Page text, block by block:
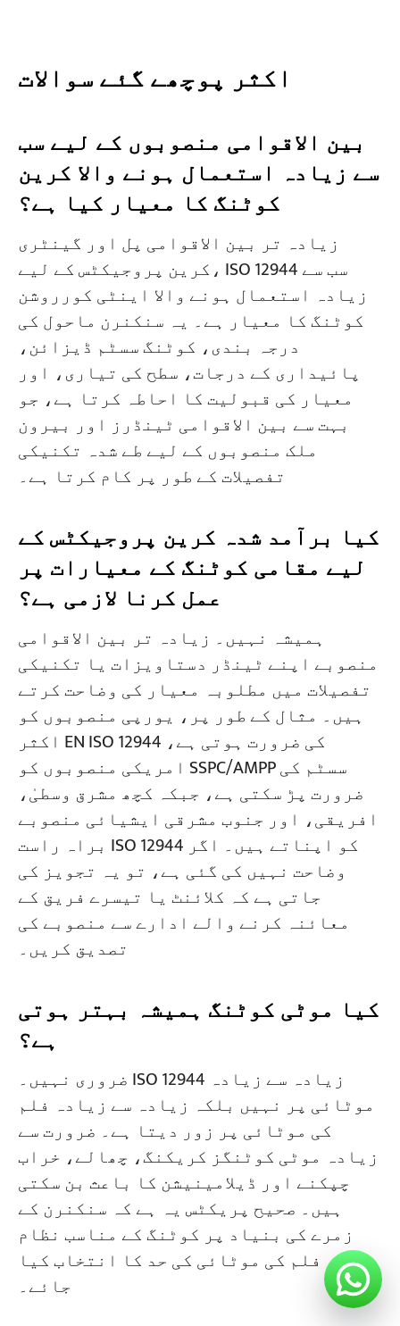
اکثر پوچھے گئے سوالات
بین الاقوامی منصوبوں کے لیے سب
سے زیادہ استعمال ہونے والا کرین
کوٹنگ کا معیار کیا ہے؟
زیادہ تر بین الاقوامی پل اور گینٹری
کرین پروجیکٹس کے لیے، ISO 12944 سب سے
زیادہ استعمال ہونے والا اینٹی کورروشن
کوٹنگ کا معیار ہے۔ یہ سنکنرن ماحول کی
درجہ بندی، کوٹنگ سسٹم ڈیزائن،
پائیداری کے درجات، سطح کی تیاری، اور
معیار کی قبولیت کا احاطہ کرتا ہے، جو
بہت سے بین الاقوامی ٹینڈرز اور بیرون
ملک منصوبوں کے لیے طے شدہ تکنیکی
تفصیلات کے طور پر کام کرتا ہے۔
کیا برآمد شدہ کرین پروجیکٹس کے
لیے مقامی کوٹنگ کے معیارات پر
عمل کرنا لازمی ہے؟
ہمیشہ نہیں۔ زیادہ تر بین الاقوامی
منصوبے اپنے ٹینڈر دستاویزات یا تکنیکی
تفصیلات میں مطلوبہ معیار کی وضاحت کرتے
ہیں۔ مثال کے طور پر، یورپی منصوبوں کو
اکثر EN ISO 12944 کی ضرورت ہوتی ہے،
امریکی منصوبوں کو SSPC/AMPP سسٹم کی
ضرورت پڑ سکتی ہے، جبکہ کچھ مشرق وسطیٰ،
افریقی، اور جنوب مشرقی ایشیائی منصوبے
براہ راست ISO 12944 کو اپناتے ہیں۔ اگر
وضاحت نہیں کی گئی ہے، تو یہ تجویز کی
جاتی ہے کہ کلائنٹ یا تیسرے فریق کے
معائنہ کرنے والے ادارے سے منصوبے کی
تصدیق کریں۔
کیا موٹی کوٹنگ ہمیشہ بہتر ہوتی
ہے؟
ضروری نہیں۔ ISO 12944 زیادہ سے زیادہ
موٹائی پر نہیں بلکہ زیادہ سے زیادہ فلم
کی موٹائی پر زور دیتا ہے۔ ضرورت سے
زیادہ موٹی کوٹنگز کریکنگ، چھالے، خراب
چپکنے اور ڈیلامینیشن کا باعث بن سکتی
ہیں۔ صحیح پریکٹس یہ ہے کہ سنکنرن کے
زمرے کی بنیاد پر کوٹنگ کے مناسب نظام
اور فلم کی موٹائی کی حد کا انتخاب کیا
جائے۔